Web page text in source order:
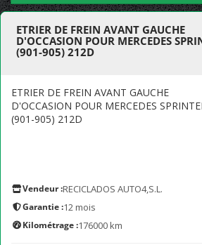
ETRIER DE FREIN AVANT GAUCHE
D'OCCASION POUR MERCEDES
(901-905) 212D
ETRIER DE FREIN AVANT GAUCHE
D'OCCASION POUR MERCEDES
(901-905) 212D
Vendeur :RECICLADOS AUTO4,S.L.
Garantie :12 mois
Kilométrage :176000 km